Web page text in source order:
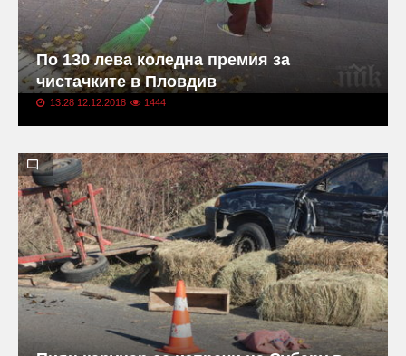
По 130 лева коледна премия за
чистачките в Пловдив
13:28 12.12.2018 1444